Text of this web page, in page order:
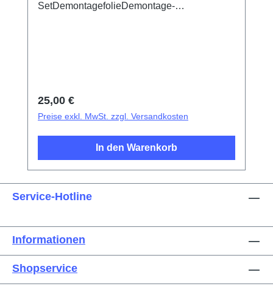
SetDemontagefolieDemontage-
Demontageplättchen
Regulärer Preis:
25,00 €
Preise exkl. MwSt. zzgl. Versandkosten
In den Warenkorb
Service-Hotline
Informationen
Shopservice